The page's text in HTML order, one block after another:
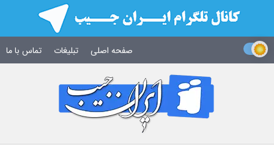
صفحه اصلی تبلیغات تماس با ما